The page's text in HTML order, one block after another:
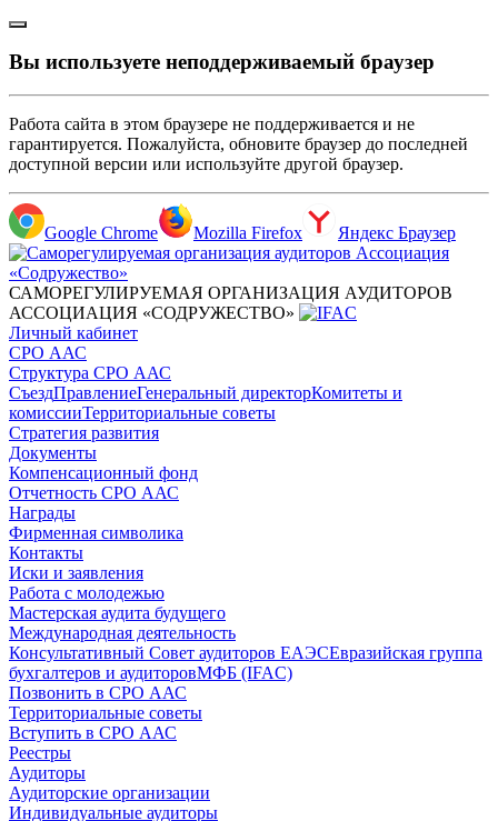
Вы используете неподдерживаемый браузер
Работа сайта в этом браузере не поддерживается и не
гарантируется. Пожалуйста, обновите браузер до последней
доступной версии или используйте другой браузер.
Google Chrome Mozilla Firefox Яндекс Браузер
САМОРЕГУЛИРУЕМАЯ ОРГАНИЗАЦИЯ АУДИТОРОВ
АССОЦИАЦИЯ «СОДРУЖЕСТВО»
Личный кабинет
СРО ААС
Структура СРО ААС
СъездПравлениеГенеральный директорКомитеты и
комиссииТерриториальные советы
Стратегия развития
Документы
Компенсационный фонд
Отчетность СРО ААС
Награды
Фирменная символика
Контакты
Иски и заявления
Работа с молодежью
Мастерская аудита будущего
Международная деятельность
Консультативный Совет аудиторов ЕАЭСЕвразийская группа
бухгалтеров и аудиторовМФБ (IFAC)
Позвонить в СРО ААС
Территориальные советы
Вступить в СРО ААС
Реестры
Аудиторы
Аудиторские организации
Индивидуальные аудиторы